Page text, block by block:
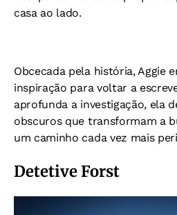
casa ao lado.
Obcecada pela história, Aggie
inspiração para voltar a
aprofunda a investigação, ela
obscuros que transformam a
um caminho cada vez mais
Detetive Forst